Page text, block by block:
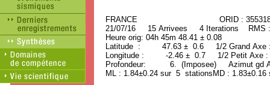
FRANCE ORID :
21/07/16 15 Arrivees 4 Iterations RMS
Heure orig: 04h 45m 48.41 ± 0.08
Latitude : 47.63 ± 0.6 1/2 Grand
Longitude : -2.46 ± 0.7 1/2 Petit Axe
Profondeur: 6. (Imposee) Azimut gd
ML : 1.84±0.24 sur 5 stationsMD :